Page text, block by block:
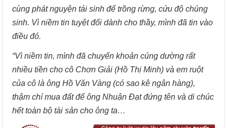
cùng phát nguyện tái sinh để trồng rừng, cứu độ chúng
sinh. Vì niềm tin tuyệt đối dành cho thầy, mình đã tin vào
điều đó.
“Vì niềm tin, mình đã chuyển khoản cúng dường rất
nhiều tiền cho cô Chơn Giải (Hồ Thị Minh) và em ruột
của cô là ông Hồ Văn Vàng (có sao kê ngân hàng),
thậm chí mua đất để ông Nhuận Đạt đứng tên và di chúc
hết toàn bộ tài sản cho ông ta…